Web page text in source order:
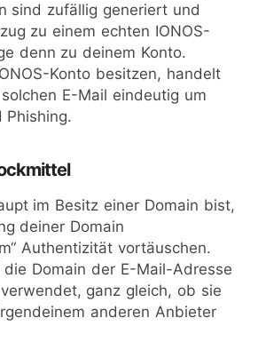
sind zufällig generiert und
zu einem echten IONOS-
denn zu deinem Konto.
Konto besitzen, handelt
E-Mail eindeutig um
Phishing.
im Besitz einer Domain bist,
deiner Domain
Authentizität vortäuschen.
Domain der E-Mail-Adresse
ganz gleich, ob sie
anderen Anbieter